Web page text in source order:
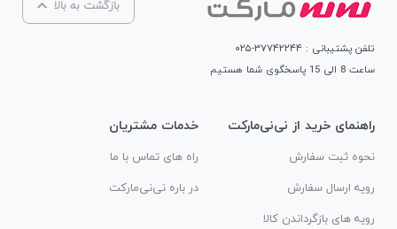
بازگشت به بالا
تلفن پشتیبانی : ۳۷۷۴۲۲۴۴-۰۲۵
ساعت 8 الی 15 پاسخگوی شما هستیم
راهنمای خرید از نی‌نی‌مارکت
نحوه ثبت سفارش
رویه ارسال سفارش
رویه های بازگرداندن کالا
خدمات مشتریان
راه های تماس با ما
در باره نی‌نی‌مارکت